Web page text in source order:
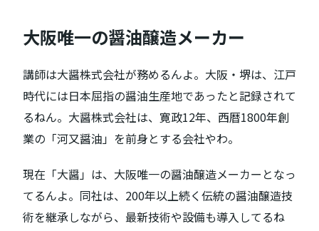
大阪唯一の醤油醸造メーカー
講師は大醤株式会社が務めるんよ。大阪・堺は、江戸
時代には日本屈指の醤油生産地であったと記録されて
るねん。大醤株式会社は、寛政12年、西暦1800年創
業の「河又醤油」を前身とする会社やわ。
現在「大醤」は、大阪唯一の醤油醸造メーカーとなっ
てるんよ。同社は、200年以上続く伝統の醤油醸造技
術を継承しながら、最新技術や設備も導入してるね